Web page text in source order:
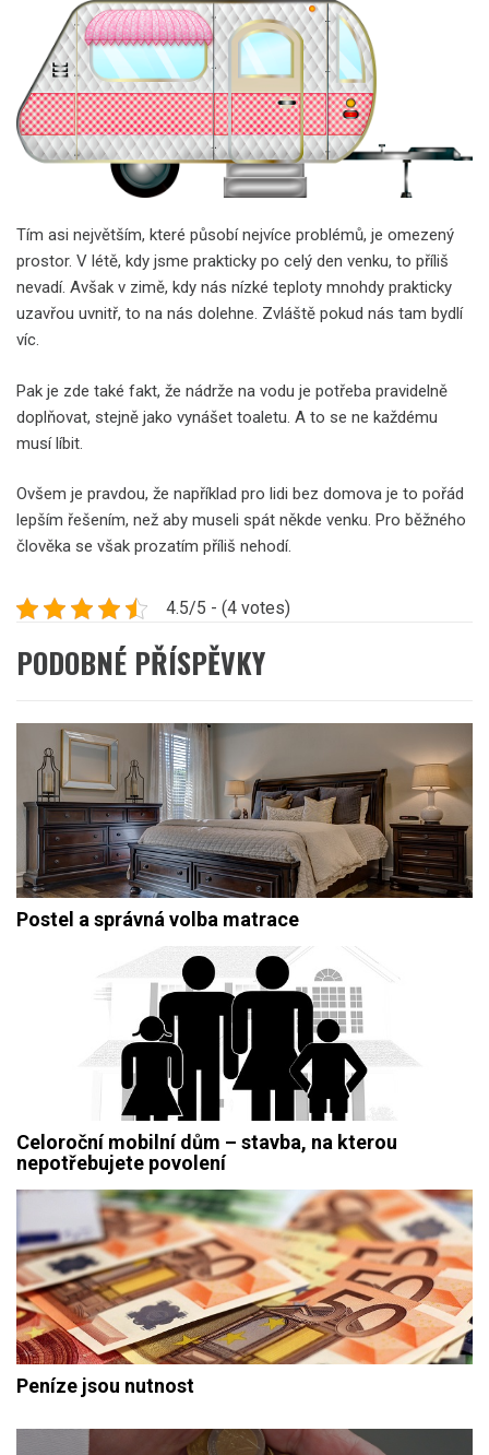
Tím asi největším, které působí nejvíce problémů, je omezený
prostor. V létě, kdy jsme prakticky po celý den venku, to příliš
nevadí. Avšak v zimě, kdy nás nízké teploty mnohdy prakticky
uzavřou uvnitř, to na nás dolehne. Zvláště pokud nás tam bydlí
víc.
Pak je zde také fakt, že nádrže na vodu je potřeba pravidelně
doplňovat, stejně jako vynášet toaletu. A to se ne každému
musí líbit.
Ovšem je pravdou, že například pro lidi bez domova je to pořád
lepším řešením, než aby museli spát někde venku. Pro běžného
člověka se však prozatím příliš nehodí.
4.5/5 - (4 votes)
PODOBNÉ PŘÍSPĚVKY
Postel a správná volba matrace
Celoroční mobilní dům – stavba, na kterou
nepotřebujete povolení
Peníze jsou nutnost
Navigace